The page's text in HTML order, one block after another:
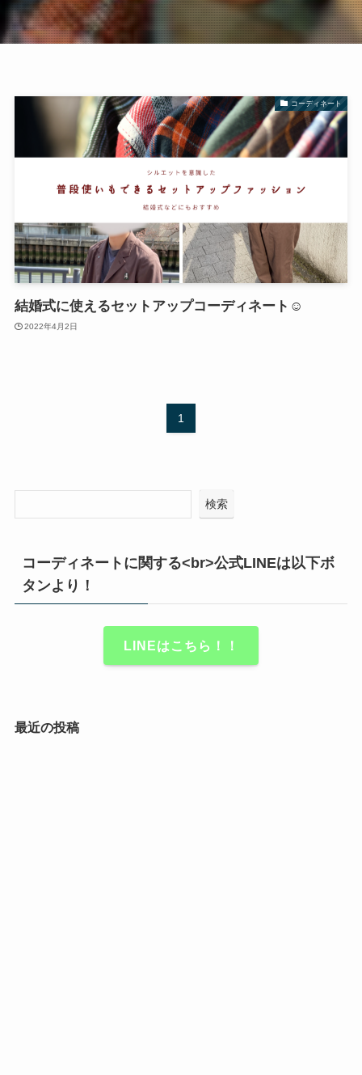
コーディネート
結婚式に使えるセットアップコーディネート☺
2022年4月2日
1
検索
コーディネートに関する<br>公式LINEは以下ボ
タンより！
LINEはこちら！！
最近の投稿